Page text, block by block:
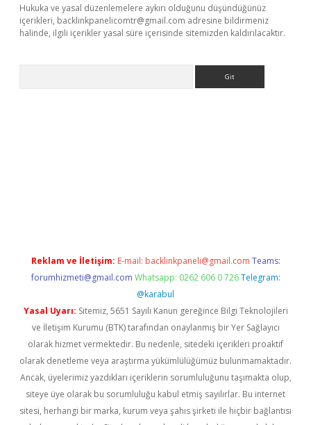
Hukuka ve yasal düzenlemelere aykırı olduğunu düşündüğünüz
içerikleri, backlinkpanelicomtr@gmail.com adresine bildirmeniz
halinde, ilgili içerikler yasal süre içerisinde sitemizden kaldırılacaktır.
Reklam ve İletişim: E-mail: backlinkpaneli@gmail.com Teams:
forumhizmeti@gmail.com Whatsapp: 0262 606 0 726 Telegram:
@karabul
Yasal Uyarı: Sitemiz, 5651 Sayılı Kanun gereğince Bilgi Teknolojileri
ve İletişim Kurumu (BTK) tarafından onaylanmış bir Yer Sağlayıcı
olarak hizmet vermektedir. Bu nedenle, sitedeki içerikleri proaktif
olarak denetleme veya araştırma yükümlülüğümüz bulunmamaktadır.
Ancak, üyelerimiz yazdıkları içeriklerin sorumluluğunu taşımakta olup,
siteye üye olarak bu sorumluluğu kabul etmiş sayılırlar. Bu internet
sitesi, herhangi bir marka, kurum veya şahıs şirketi ile hiçbir bağlantısı